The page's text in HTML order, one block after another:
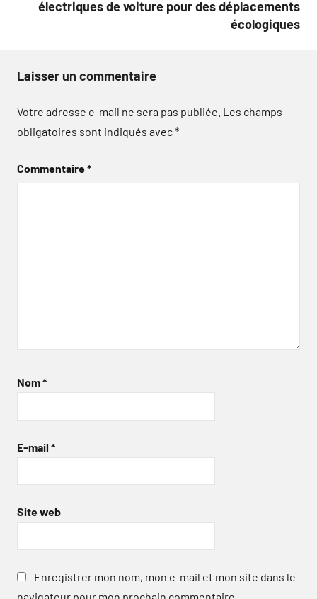
électriques de voiture pour des déplacements
écologiques
Laisser un commentaire
Votre adresse e-mail ne sera pas publiée. Les champs
obligatoires sont indiqués avec*
Commentaire*
Nom*
E-mail *
Site web
Enregistrer mon nom, mon e-mail et mon site dans le